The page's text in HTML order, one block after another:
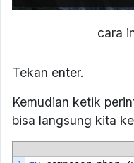
cara
Tekan enter.
Kemudian ketik
bisa langsung kita